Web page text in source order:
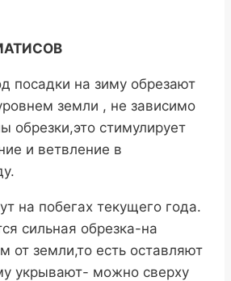
посадки на зиму обрезают
земли , не зависимо
обрезки,это стимулирует
и ветвление в
на побегах текущего года.
сильная обрезка-на
от земли,то есть оставляют
укрывают- можно сверху